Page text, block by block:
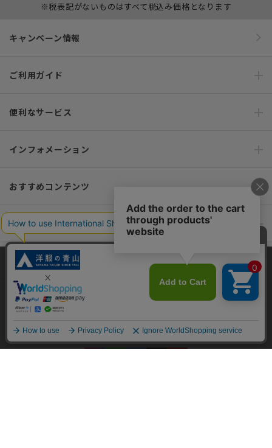
※税表記がないものはすべて税込み価格となります
キャンペーン情報
ご利用ガイド
便利なサービス
インフォメーション
おすすめコンテンツ
ポリシー・企業情報
オーダースーツなら SHITATE
OFFICIAL SNS
当サイトでは、快適な閲覧体験とコンテンツ改善のためにCookieを使用
しています。閲覧を続けることで、Cookieの使用に同意したものとみな
します。詳細については
同意して閉じる